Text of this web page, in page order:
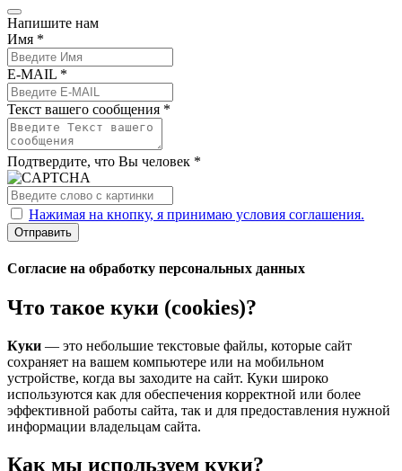
Напишите нам
Имя *
E-MAIL *
Текст вашего сообщения *
Подтвердите, что Вы человек *
Нажимая на кнопку, я принимаю условия соглашения.
Отправить
Согласие на обработку персональных данных
Что такое куки (cookies)?
Куки — это небольшие текстовые файлы, которые сайт
сохраняет на вашем компьютере или на мобильном
устройстве, когда вы заходите на сайт. Куки широко
используются как для обеспечения корректной или более
эффективной работы сайта, так и для предоставления нужной
информации владельцам сайта.
Как мы используем куки?